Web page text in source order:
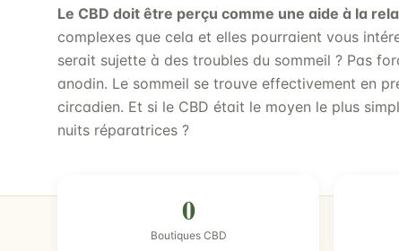
Le CBD doit être perçu comme une aide à la
complexes que cela et elles pourraient vous
serait sujette à des troubles du sommeil ? Pas
anodin. Le sommeil se trouve effectivement en
circadien. Et si le CBD était le moyen le plus
nuits réparatrices ?
0
Boutiques CBD